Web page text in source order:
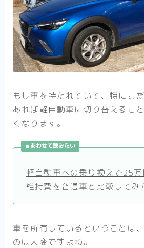
もし車を持たれていて、特にこ
あれば軽自動車に切り替えるこ
くなります。
あわせて読みたい
軽自動車への乗り換えで25万
維持費を普通車と比較してみ
車を所有しているということは
のは大変ですよね。